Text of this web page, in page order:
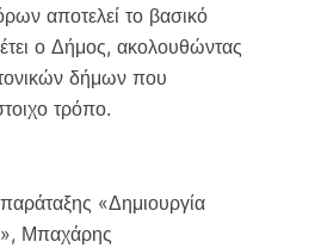
αποτελεί το βασικό
ο Δήμος, ακολουθώντας
δήμων που
τρόπο.
«Δημιουργία
Μπαχάρης